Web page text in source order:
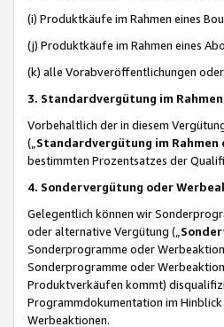
(i) Produktkäufe im Rahmen eines
(j) Produktkäufe im Rahmen eines
(k) alle Vorabveröffentlichungen
3. Standardvergütung im
Vorbehaltlich der in diesem
(„ Standardvergütung im
bestimmten Prozentsatzes der
4. Sondervergütung oder
Gelegentlich können wir
oder alternative Vergütung („
Sonderprogramme oder
Sonderprogramme oder
Produktverkäufen kommt)
Programmdokumentation im
Werbeaktionen.